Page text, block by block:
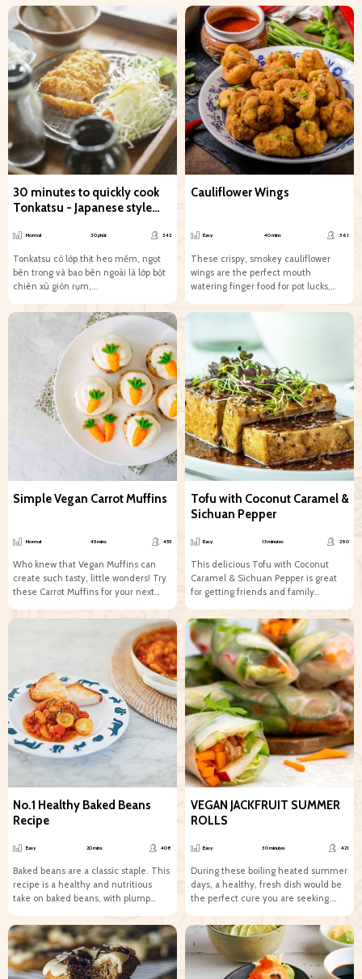
30 minutes to quickly cook
Tonkatsu - Japanese style
Normal 30 phút 342
Tonkatsu có lớp thịt heo mềm, ngọt
bên trong và bao bên ngoài là lớp bột
chiên xù giòn rụm,...
Cauliflower Wings
Easy 40 mins 361
These crispy, smokey cauliflower
wings are the perfect mouth
watering finger food for pot lucks,
sessions,...
Simple Vegan Carrot Muffins
Normal 45 mins 455
Who knew that Vegan Muffins can
create such tasty, little wonders! Try
these Carrot Muffins for your next
Tofu with Coconut Caramel &
Sichuan Pepper
Easy 15 minutes 290
This delicious Tofu with Coconut
Caramel & Sichuan Pepper is great
for getting friends and family
No.1 Healthy Baked Beans
Recipe
Easy 20 mins 408
Baked beans are a classic staple. This
recipe is a healthy and nutritious
take on baked beans, with plump
VEGAN JACKFRUIT SUMMER
ROLLS
Easy 30 minutes 421
During these boiling heated summer
days, a healthy, fresh dish would be
the perfect cure you are seeking.